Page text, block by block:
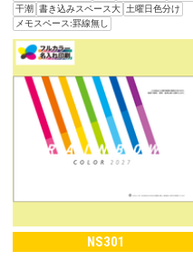
干潮 書き込みスペース大
土曜日色分け
メモスペース:罫線無し
NS301